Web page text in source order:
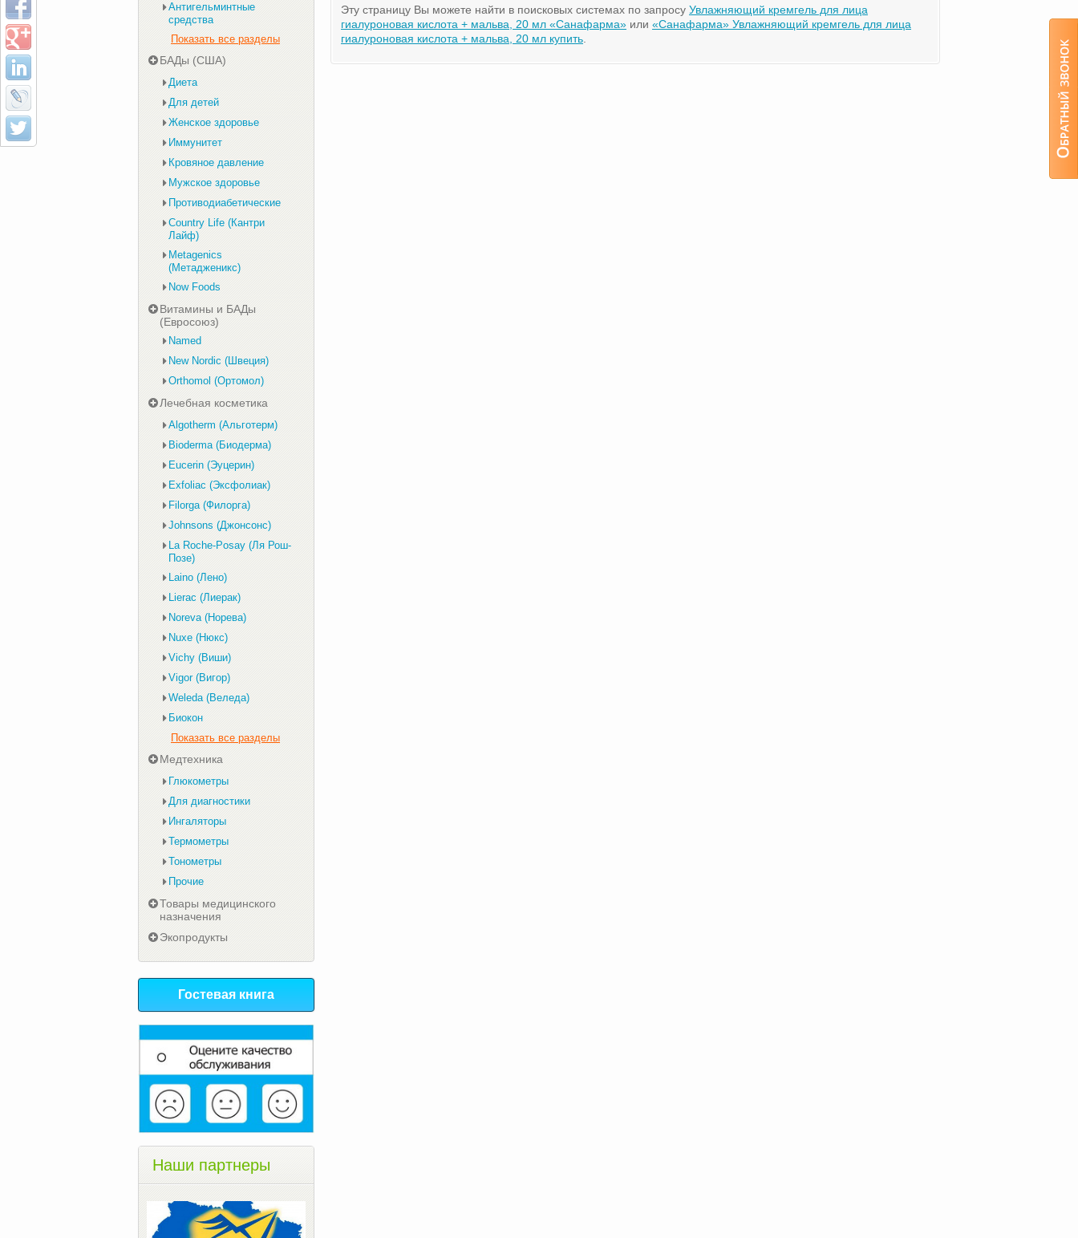
Эту страницу Вы можете найти в поисковых системах по запросу Увлажняющий кремгель для лица
гиалуроновая кислота + мальва, 20 мл «Санафарма» или «Санафарма» Увлажняющий кремгель для лица
гиалуроновая кислота + мальва, 20 мл купить
Антигельминтные
средства
Показать все разделы
БАДы (США)
Диета
Для детей
Женское здоровье
Иммунитет
Кровяное давление
Мужское здоровье
Противодиабетические
Country Life (Кантри
Лайф)
Metagenics
(Метадженикс)
Now Foods
Витамины и БАДы
(Евросоюз)
Named
New Nordic (Швеция)
Orthomol (Ортомол)
Лечебная косметика
Algotherm (Альготерм)
Bioderma (Биодерма)
Eucerin (Эуцерин)
Exfoliac (Эксфолиак)
Filorga (Филорга)
Johnsons (Джонсонс)
La Roche-Posay (Ля Рош-
Позе)
Laino (Лено)
Lierac (Лиерак)
Noreva (Норева)
Nuxe (Нюкс)
Vichy (Виши)
Vigor (Вигор)
Weleda (Веледа)
Биокон
Показать все разделы
Медтехника
Глюкометры
Для диагностики
Ингаляторы
Термометры
Тонометры
Прочие
Товары медицинского
назначения
Экопродукты
Гостевая книга
Наши партнеры